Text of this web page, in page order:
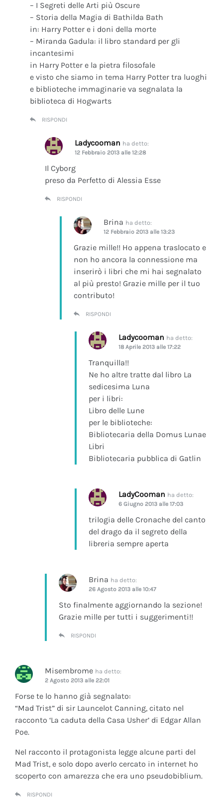
– I Segreti delle Arti più Oscure
– Storia della Magia di Bathilda Bath
in: Harry Potter e i doni della morte
– Miranda Gadula: il libro standard per gli
incantesimi
in Harry Potter e la pietra filosofale
e visto che siamo in tema Harry Potter tra luoghi
e biblioteche immaginarie va segnalata la
biblioteca di Hogwarts
RISPONDI
Ladycooman ha detto:
12 Febbraio 2013 alle 12:28
Il Cyborg
preso da Perfetto di Alessia Esse
RISPONDI
Brina ha detto:
12 Febbraio 2013 alle 13:23
Grazie mille!! Ho appena traslocato e
non ho ancora la connessione ma
inserirò i libri che mi hai segnalato
al più presto! Grazie mille per il tuo
contributo!
RISPONDI
Ladycooman ha detto:
18 Aprile 2013 alle 17:22
Tranquilla!!
Ne ho altre tratte dal libro La
sedicesima Luna
per i libri:
Libro delle Lune
per le biblioteche:
Bibliotecaria della Domus Lunae
Libri
Bibliotecaria pubblica di Gatlin
LadyCooman ha detto:
6 Giugno 2013 alle 17:03
trilogia delle Cronache del canto
del drago da il segreto della
libreria sempre aperta
Brina ha detto:
26 Agosto 2013 alle 10:47
Sto finalmente aggiornando la sezione!
Grazie mille per tutti i suggerimenti!!
RISPONDI
Misembrome ha detto:
2 Agosto 2013 alle 22:01
Forse te lo hanno già segnalato:
“Mad Trist” di sir Launcelot Canning, citato nel
racconto ‘La caduta della Casa Usher’ di Edgar Allan
Poe.
Nel racconto il protagonista legge alcune parti del
Mad Trist, e solo dopo averlo cercato in internet ho
scoperto con amarezza che era uno pseudobiblium.
RISPONDI